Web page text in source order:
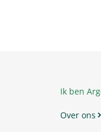
Ik ben
Over ons